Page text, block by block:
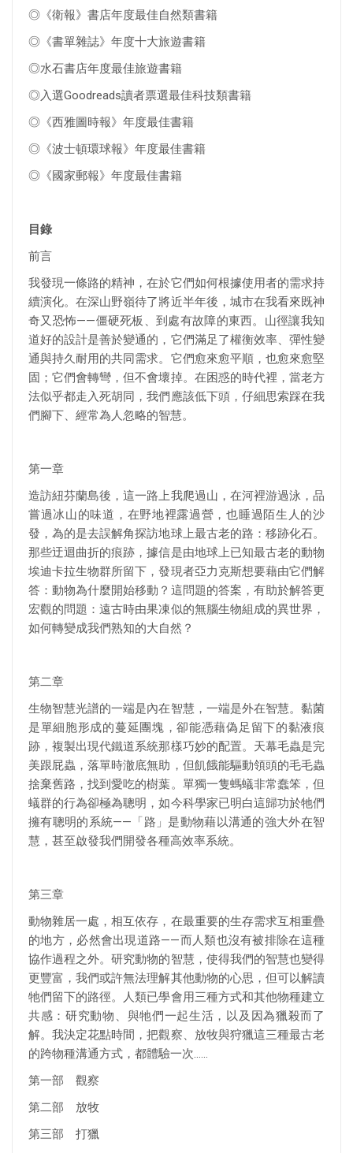
◎《衛報》書店年度最佳自然類書籍
◎《書單雜誌》年度十大旅遊書籍
◎水石書店年度最佳旅遊書籍
◎入選Goodreads讀者票選最佳科技類書籍
◎《西雅圖時報》年度最佳書籍
◎《波士頓環球報》年度最佳書籍
◎《國家郵報》年度最佳書籍
目錄
前言
我發現一條路的精神，在於它們如何根據使用者的需求持
續演化。在深山野嶺待了將近半年後，城市在我看來既神
奇又恐怖——僵硬死板、到處有故障的東西。山徑讓我知
道好的設計是善於變通的，它們滿足了權衡效率、彈性變
通與持久耐用的共同需求。它們愈來愈平順，也愈來愈堅
固；它們會轉彎，但不會壞掉。在困惑的時代裡，當老方
法似乎都走入死胡同，我們應該低下頭，仔細思索踩在我
們腳下、經常為人忽略的智慧。
第一章
造訪紐芬蘭島後，這一路上我爬過山，在河裡游過泳，品
嘗過冰山的味道，在野地裡露過營，也睡過陌生人的沙
發，為的是去誤解角探訪地球上最古老的路：移跡化石。
那些迂迴曲折的痕跡，據信是由地球上已知最古老的動物
埃迪卡拉生物群所留下，發現者亞力克斯想要藉由它們解
答：動物為什麼開始移動？這問題的答案，有助於解答更
宏觀的問題：遠古時由果凍似的無腦生物組成的異世界，
如何轉變成我們熟知的大自然？
第二章
生物智慧光譜的一端是內在智慧，一端是外在智慧。黏菌
是單細胞形成的蔓延團塊，卻能憑藉偽足留下的黏液痕
跡，複製出現代鐵道系統那樣巧妙的配置。天幕毛蟲是完
美跟屁蟲，落單時澈底無助，但飢餓能驅動領頭的毛毛蟲
捨棄舊路，找到愛吃的樹葉。單獨一隻螞蟻非常蠢笨，但
蟻群的行為卻極為聰明，如今科學家已明白這歸功於牠們
擁有聰明的系統——「路」是動物藉以溝通的強大外在智
慧，甚至啟發我們開發各種高效率系統。
第三章
動物雜居一處，相互依存，在最重要的生存需求互相重疊
的地方，必然會出現道路——而人類也沒有被排除在這種
協作過程之外。研究動物的智慧，使得我們的智慧也變得
更豐富，我們或許無法理解其他動物的心思，但可以解讀
牠們留下的路徑。人類已學會用三種方式和其他物種建立
共感：研究動物、與牠們一起生活，以及因為獵殺而了
解。我決定花點時間，把觀察、放牧與狩獵這三種最古老
的跨物種溝通方式，都體驗一次……
第一部 觀察
第二部 放牧
第三部 打獵